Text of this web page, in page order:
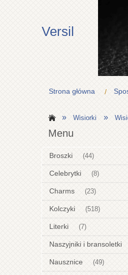
Versil
Strona główna
» Wisiorki »
Menu
Broszki (44)
Celebrytki (8)
Charms (23)
Kolczyki (518)
Literki (7)
Naszyjniki i bransoletki
Nausznice (49)